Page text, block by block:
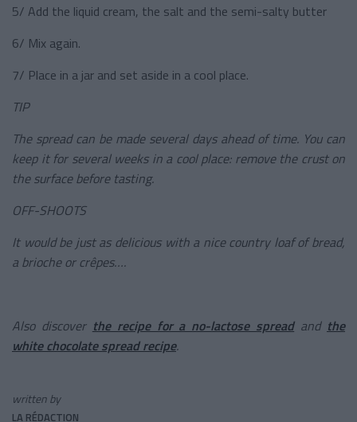
5/ Add the liquid cream, the salt and the semi-salty butter
6/ Mix again.
7/ Place in a jar and set aside in a cool place.
TIP
The spread can be made several days ahead of time. You can
keep it for several weeks in a cool place: remove the crust on
the surface before tasting.
OFF-SHOOTS
It would be just as delicious with a nice country loaf of bread,
a brioche or crêpes….
Also discover the recipe for a no-lactose spreadand the
white chocolate spread recipe.
written by
LA RÉDACTION